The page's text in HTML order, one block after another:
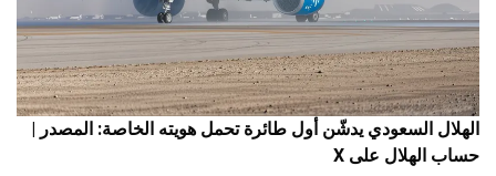
الهلال السعودي يدشّن أول طائرة تحمل هويته الخاصة: المصدر |
حساب الهلال على X